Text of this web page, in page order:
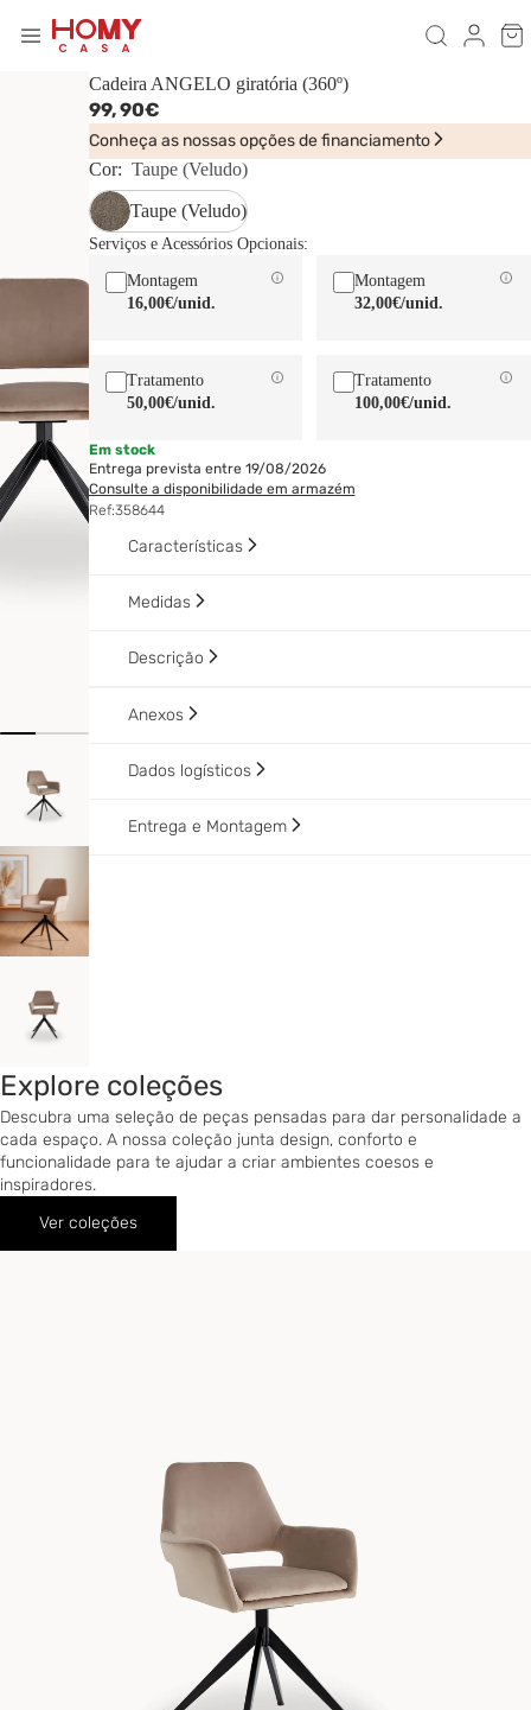
Cadeira ANGELO giratória (360º)
99,90€
Conheça as nossas opções de financiamento
Cor: Taupe (Veludo)
Taupe (Veludo)
Serviços e Acessórios Opcionais:
Montagem
16,00€/unid.
Montagem
32,00€/unid.
Tratamento
50,00€/unid.
Tratamento
100,00€/unid.
Em stock
Entrega prevista entre 19/08/2026
Consulte a disponibilidade em armazém
Ref:358644
Características
Medidas
Descrição
Anexos
Dados logísticos
Entrega e Montagem
Explore coleções
Descubra uma seleção de peças pensadas para dar personalidade a
cada espaço. A nossa coleção junta design, conforto e
funcionalidade para te ajudar a criar ambientes coesos e
inspiradores.
Ver coleções